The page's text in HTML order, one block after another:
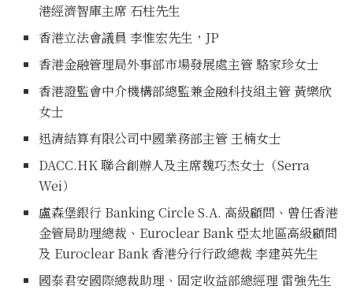
港經濟智庫主席 石柱先生
香港立法會議員 李惟宏先生，JP
香港金融管理局外事部市場發展處主管 駱家珍女士
香港證監會中介機構部總監兼金融科技組主管 黃樂欣
女士
迅清結算有限公司中國業務部主管 王楠女士
DACC.HK 聯合創辦人及主席魏巧杰女士（Serra
Wei）
盧森堡銀行 Banking Circle S.A. 高級顧問、曾任香港
金管局助理總裁、Euroclear Bank 亞太地區高級顧問
及 Euroclear Bank 香港分行行政總裁 李建英先生
國泰君安國際總裁助理、固定收益部總經理 雷強先生